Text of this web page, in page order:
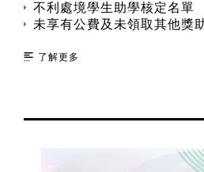
不利處境學生助學核定名單
未享有公費及未領取其他獎
了解更多